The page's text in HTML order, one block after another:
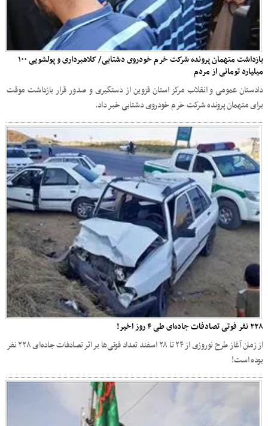
بازداشت متهمان پرونده شرکت خرم خودروی دشتابی/‌ کلاهبرداری و پولشویی ۱۰۰
‌میلیارد تومانی از مردم‌
دادستان عمومی و انقلاب مرکز استان قزوین از دستگیری و صدور قرار بازداشت موقت
برای متهمان پرونده شرکت خرم خودروی دشتابی خبر داد.
۲۲۸ نفر فوتی تصادفات جاده‌ای طی ۴ روز اخیر!
از زمان آغاز طرح نوروزی از ۲۴ تا ۲۸ اسفند تعداد فوتی‌ها بر اثر تصادفات جاده‌ای ۲۲۸ نفر
بوده است!